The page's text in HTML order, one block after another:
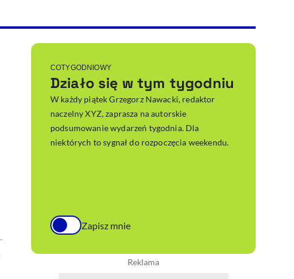
Sprawdź, jak i dlaczego zwiększamy dostępność, otwiera się w nowym
Deklaracja dostępności
, otwiera się w